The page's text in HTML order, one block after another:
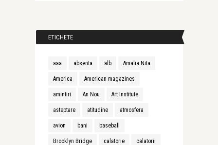
ETICHETE
aaa absenta alb Amalia Nita
America American magazines
amintiri An Nou Art Institute
asteptare atitudine atmosfera
avion bani baseball
Brooklyn Bridge calatorie calatorii